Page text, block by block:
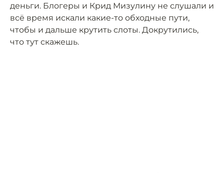
деньги. Блогеры и Крид Мизулину не слушали и
всё время искали какие-то обходные пути,
чтобы и дальше крутить слоты. Докрутились,
что тут скажешь.